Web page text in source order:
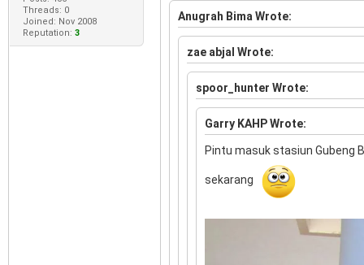
Threads: 0
Joined: Nov 2008
Reputation: 3
Anugrah Bima Wrote:
zae abjal Wrote:
spoor_hunter Wrote:
Garry KAHP Wrote:
Pintu masuk stasiun Gubeng
sekarang